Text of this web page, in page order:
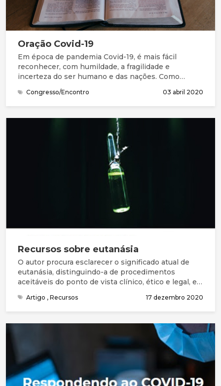
Oração Covid-19
Em época de pandemia Covid-19, é mais fácil
reconhecer, com humildade, a fragilidade e
incerteza do ser humano e das nações. Como
Salomão e seu povo, precisamos da graça (favor
imerecido) e de perdão para entrar na presença do
Deus Santo. Na Bíblia, compreendemos que este
Deus grande não está longe. Está perto, à distância
de uma oração. Queremos continuar a chegar-nos a
Ele, a compreender melhor quem Ele é, a
apresentar as nossas necessidades e
preocupações, a ouvir a Sua mensagem e
responder, acertando os nossos passos com a Sua
Congresso/Encontro 03 abril 2020
Recursos sobre eutanásia
O autor procura esclarecer o significado atual de
eutanásia, distinguindo-a de procedimentos
aceitáveis do ponto de vista clínico, ético e legal, e
argumentos utilizados na reflexão e debate desta
temática. Os argumentos principais a favor da
e do sofrimento, considerados insuportáveis pelo
paciente, e o respeito pela sua autonomia pessoal.
Artigo , Recursos 17 dezembro 2020